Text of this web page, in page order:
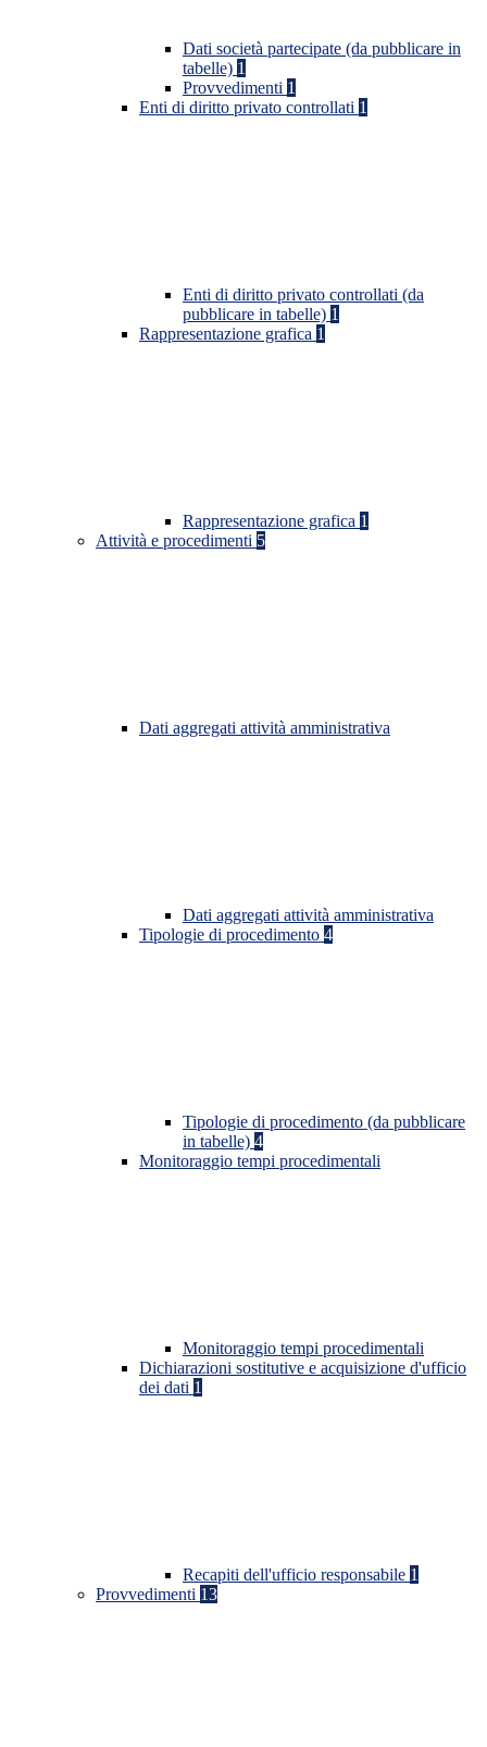
Dati società partecipate (da pubblicare in
tabelle) 1
Provvedimenti 1
Enti di diritto privato controllati 1
Enti di diritto privato controllati (da
pubblicare in tabelle) 1
Rappresentazione grafica 1
Rappresentazione grafica 1
Attività e procedimenti 5
Dati aggregati attività amministrativa
Dati aggregati attività amministrativa
Tipologie di procedimento 4
Tipologie di procedimento (da pubblicare
in tabelle) 4
Monitoraggio tempi procedimentali
Monitoraggio tempi procedimentali
Dichiarazioni sostitutive e acquisizione d'ufficio
dei dati 1
Recapiti dell'ufficio responsabile 1
Provvedimenti 13